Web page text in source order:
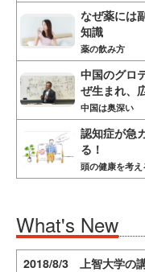
なぜ薬には
知識
薬の飲み方
中国のグロ
ぜ生まれ、
中国は奥深い
認知症が急
る！
頭の健康を考え
What's New
2018/8/3 上智大学の